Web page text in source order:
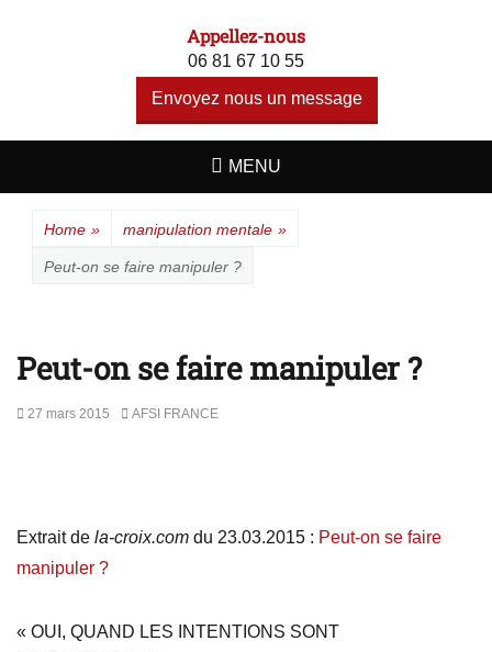
A F S I - ALERTE
SOUVENIRS
INDUITS
Appellez-nous
06 81 67 10 55
Envoyez nous un message
MENU
Home » manipulation mentale »
Peut-on se faire manipuler ?
Peut-on se faire manipuler ?
27 mars 2015 AFSI FRANCE
Extrait de la-croix.com du 23.03.2015 : Peut-on se faire
manipuler ?
« OUI, QUAND LES INTENTIONS SONT